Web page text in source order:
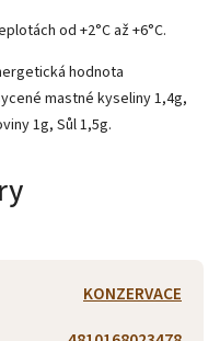
od +2°C až +6°C.
hodnota
mastné kyseliny 1,4g,
1g, Sůl 1,5g.
KONZERVACE